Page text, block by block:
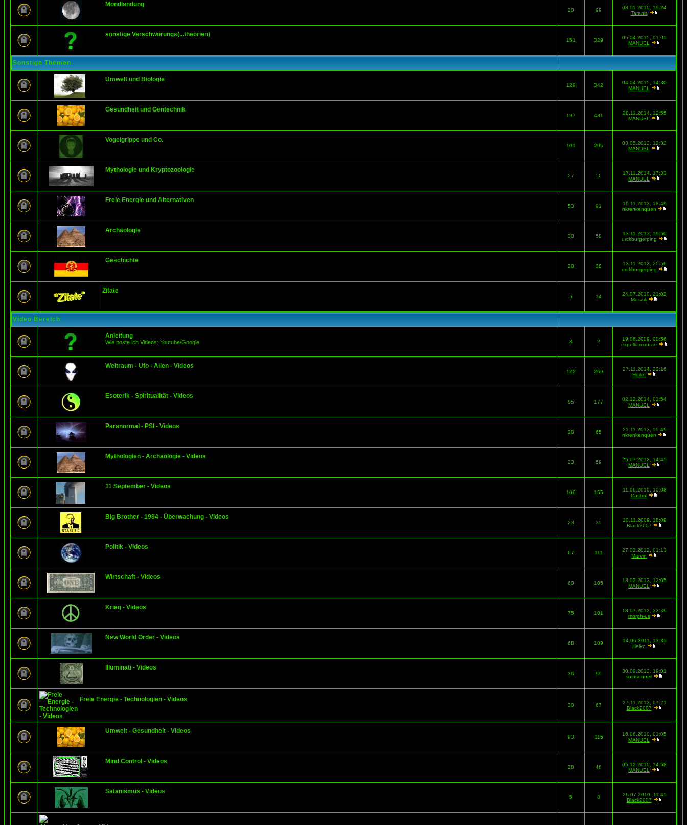
Mondlandung
20 99
08.01.2010, 19:24
Taranis
sonstige Verschwörungs(...theorien)
151 329
05.04.2015, 01:05
MANUEL
Sonstige Themen
Umwelt und Biologie
129 342
04.04.2015, 14:30
MANUEL
Gesundheit und Gentechnik
197 431
28.11.2014, 12:55
MANUEL
Vogelgrippe und Co.
101 205
03.05.2012, 12:32
MANUEL
Mythologie und Kryptozoologie
27 56
17.11.2014, 17:33
MANUEL
Freie Energie und Alternativen
53 91
19.11.2013, 18:49
nkrenkenquen
Archäologie
30 58
13.11.2013, 19:50
urckburgerping
Geschichte
20 38
13.11.2013, 20:56
urckburgerping
Zitate
5 14
24.07.2010, 21:02
Mosaik
Video Bereich
Anleitung
Wie poste ich Videos: Youtube/Google 3 2
19.06.2009, 00:56
expelliamousse
Weltraum - Ufo - Alien - Videos
122 269
27.11.2014, 23:16
Heiko
Esoterik - Spiritualität - Videos
85 177
02.12.2014, 01:54
MANUEL
Paranormal - PSI - Videos
28 65
21.11.2013, 19:49
nkrenkenquen
Mythologien - Archäologie - Videos
23 59
25.07.2012, 14:45
MANUEL
11 September - Videos
106 155
11.06.2010, 10:08
Castrol
Big Brother - 1984 - Überwachung - Videos
23 35
10.11.2009, 18:09
Black2007
Politik - Videos
67 111
27.02.2012, 01:13
Marvin
Wirtschaft - Videos
60 105
13.02.2013, 12:05
MANUEL
Krieg - Videos
75 101
18.07.2012, 23:39
morph-us
New World Order - Videos
68 109
14.06.2011, 13:35
Heiko
Illuminati - Videos
36 99
30.09.2012, 19:01
soinsonneil
Freie Energie - Technologien - Videos
30 67
27.11.2013, 07:21
Black2007
Umwelt - Gesundheit - Videos
93 115
16.06.2010, 01:05
MANUEL
Mind Control - Videos
28 46
05.12.2010, 14:58
MANUEL
Satanismus - Videos
5 8
26.07.2010, 11:45
Black2007